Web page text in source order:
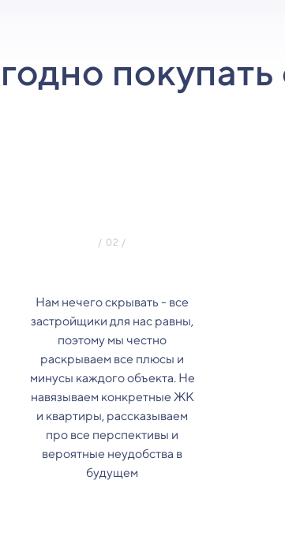
покупать
Нам нечего скрывать - все
застройщики для нас равны,
поэтому мы честно
раскрываем все плюсы и
минусы каждого объекта. Не
навязываем конкретные ЖК
и квартиры, рассказываем
про все перспективы и
вероятные неудобства в
будущем